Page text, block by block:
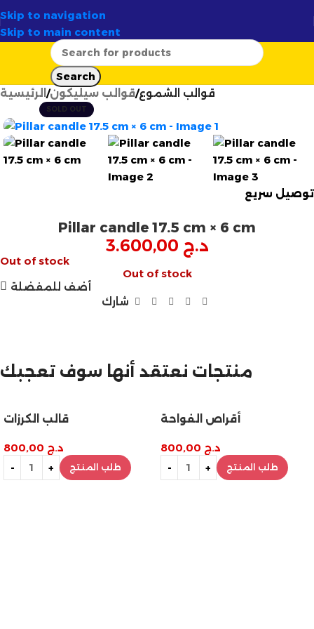
Skip to navigation
Skip to main content
الوجهة الأولى لصناع الشموع في
Search
الرئيسية
قوالب سيليكون قوالب الشموع
SOLD OUT
توصيل سريع
Pillar candle 17.5 cm × 6 cm
د.ج
Out of stock
Out of stock
أضف للمفضلة
شارك
تخفيضات نهاية السنة
منتجات نعتقد أنها سوف تعجبك
قالب الكرزات
د.ج
طلب المنتج
أقراص الفواحة
د.ج
طلب المنتج